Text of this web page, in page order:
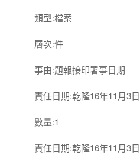
類型:檔案
層次:件
事由:題報接印署事日期
責任日期:乾隆16年11月3日
數量:1
責任日期:乾隆16年11月3日